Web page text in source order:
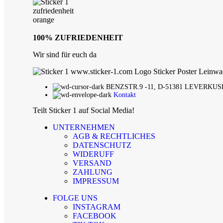
100% ZUFRIEDENHEIT
Wir sind für euch da
BENZSTR.9 -11, D-51381
Kontakt
Teilt Sticker 1 auf Social Media!
UNTERNEHMEN
AGB & RECHTLICHES
DATENSCHUTZ
WIDERUFF
VERSAND
ZAHLUNG
IMPRESSUM
FOLGE UNS
INSTAGRAM
FACEBOOK